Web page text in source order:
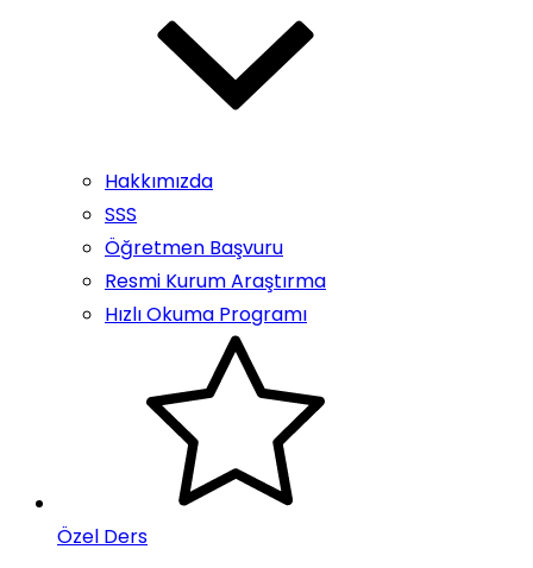
Hakkımızda
SSS
Öğretmen Başvuru
Resmi Kurum Araştırma
Hızlı Okuma Programı
Özel Ders